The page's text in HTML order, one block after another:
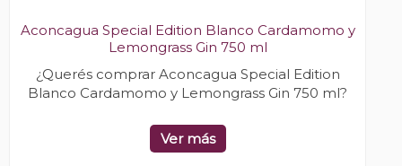
Aconcagua Special Edition Blanco Cardamomo y
Lemongrass Gin 750 ml
¿Querés comprar Aconcagua Special Edition
Blanco Cardamomo y Lemongrass Gin 750 ml?
Ver más